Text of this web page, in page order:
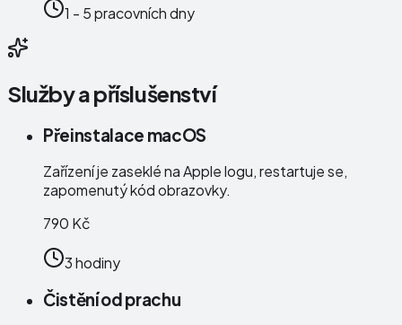
1 - 5 pracovních dny
Služby a příslušenství
Přeinstalace macOS
Zařízení je zaseklé na Apple logu, restartuje se,
zapomenutý kód obrazovky.
790 Kč
3 hodiny
Čistění od prachu